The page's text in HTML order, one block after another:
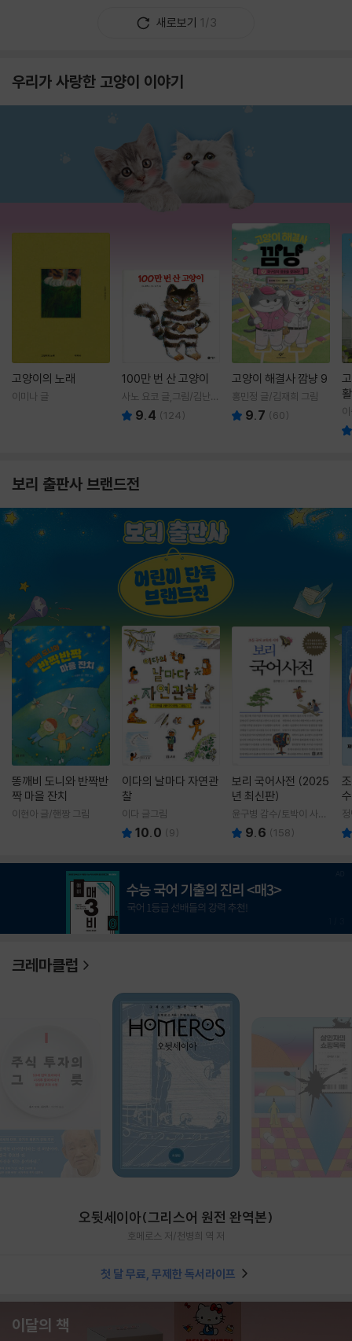
새로보기 1/3
우리가 사랑한 고양이 이야기
고양이의 노래
이미나 글
100만 번 산 고양이
사노 요코 글,그림/김난주
역 9.4 (124)
고양이 해결사 깜냥 9
홍민정 글/김재희 그림
9.7 (60)
보리 출판사 브랜드전
똥깨비 도니와 반짝반
짝 마을 잔치
이현아 글/핸짱 그림
이다의 날마다 자연관
찰
이다 글그림
10.0 (9)
보리 국어사전 (2025
년 최신판)
윤구병 감수/토박이 사전
편찬실 편
9.6 (158)
크레마클럽
오뒷세이아(그리스어 원전 완역본)
호메로스 저/천병희 역 저
첫 달 무료, 무제한 독서라이프
이달의 책